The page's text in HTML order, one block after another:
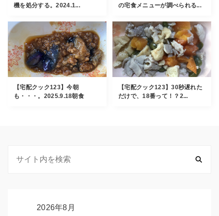
機を処分する。2024.1...
の宅食メニューが調べられる...
【宅配クック123】今朝
も・・・。2025.9.18朝食
【宅配クック123】30秒遅れた
だけで、18番って！？2...
2026年8月